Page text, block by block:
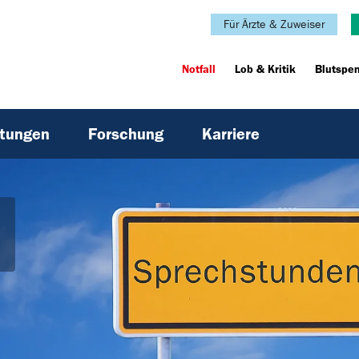
Für Ärzte & Zuweiser
Notfall Lob & Kritik
Forschung Karriere